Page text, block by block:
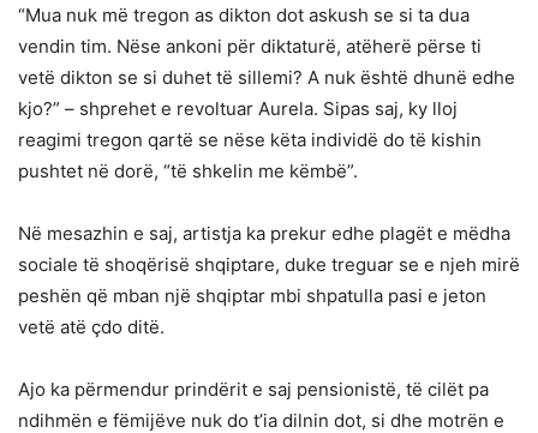
“Mua nuk më tregon as dikton dot askush se si ta dua
vendin tim. Nëse ankoni për diktaturë, atëherë përse ti
vetë dikton se si duhet të sillemi? A nuk është dhunë edhe
kjo?” – shprehet e revoltuar Aurela. Sipas saj, ky lloj
reagimi tregon qartë se nëse këta individë do të kishin
pushtet në dorë, “të shkelin me këmbë”.
Në mesazhin e saj, artistja ka prekur edhe plagët e mëdha
sociale të shoqërisë shqiptare, duke treguar se e njeh mirë
peshën që mban një shqiptar mbi shpatulla pasi e jeton
vetë atë çdo ditë.
Ajo ka përmendur prindërit e saj pensionistë, të cilët pa
ndihmën e fëmijëve nuk do t’ia dilnin dot, si dhe motrën e